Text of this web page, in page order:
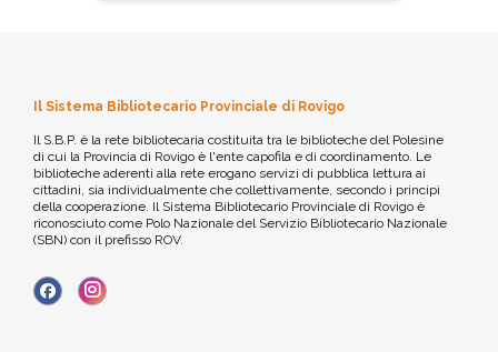
Il Sistema Bibliotecario Provinciale di Rovigo
Il S.B.P. è la rete bibliotecaria costituita tra le biblioteche del Polesine
di cui la Provincia di Rovigo è l'ente capofila e di coordinamento. Le
biblioteche aderenti alla rete erogano servizi di pubblica lettura ai
cittadini, sia individualmente che collettivamente, secondo i principi
della cooperazione. Il Sistema Bibliotecario Provinciale di Rovigo è
riconosciuto come Polo Nazionale del Servizio Bibliotecario Nazionale
(SBN) con il prefisso ROV.